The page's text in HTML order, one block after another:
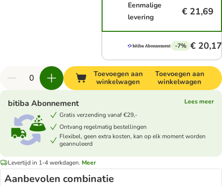
Eenmalige
levering
€ 21,69
-7% € 20,17
Toevoegen aan
winkelwagen
Toevoegen aan
winkelwagen
bitiba Abonnement
Lees meer
Gratis verzending vanaf €29,-
Ontvang regelmatig bestellingen
Flexibel, geen extra kosten, kan op elk moment worden
geannuleerd
Levertijd in 1-4 werkdagen. Meer
Aanbevolen combinatie